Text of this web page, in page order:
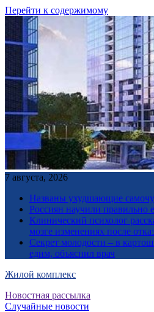
Перейти к содержимому
7 августа, 2026
Названы ухудшающие
Россиян научили правильно
Клинический психолог
мозге изменениях после
Секрет молодости – в
едим, объяснил врач
Жилой комплекс
Новостная рассылка
Случайные новости